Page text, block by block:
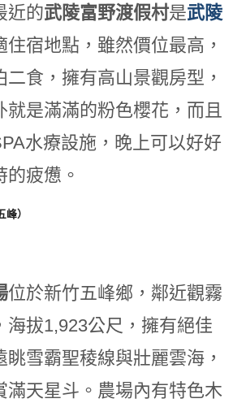
近的武陵富野渡假村是武陵
住宿地點，雖然價位最高，
二食，擁有高山景觀房型，
就是滿滿的粉色櫻花，而且
水療設施，晚上可以好好
的疲憊。
）
位於新竹五峰鄉，鄰近觀霧
海拔1,923公尺，擁有絕佳
眺雪霸聖稜線與壯麗雲海，
滿天星斗。農場內有特色木